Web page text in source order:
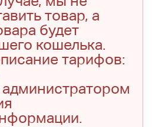
товар, а
будет
кошелька.
тарифов: